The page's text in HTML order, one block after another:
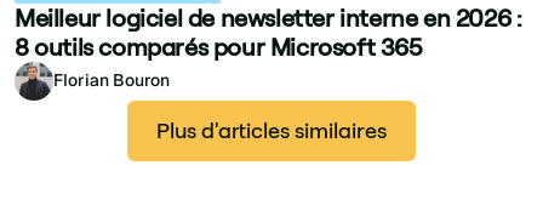
Meilleur logiciel de newsletter interne en 2026 :
8 outils comparés pour Microsoft 365
Florian Bouron
Plus d'articles similaires